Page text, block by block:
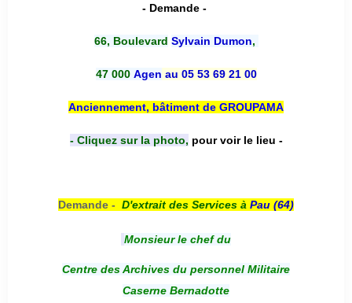
- Demande -
66, Boulevard Sylvain Dumon,
47 000 Agen au 05 53 69 21 00
Anciennement, bâtiment de GROUPAMA
- Cliquez sur la photo, pour voir le lieu -
Demande - D'extrait des Services à Pau (64)
Monsieur le chef du
Centre des Archives du personnel Militaire
Caserne Bernadotte